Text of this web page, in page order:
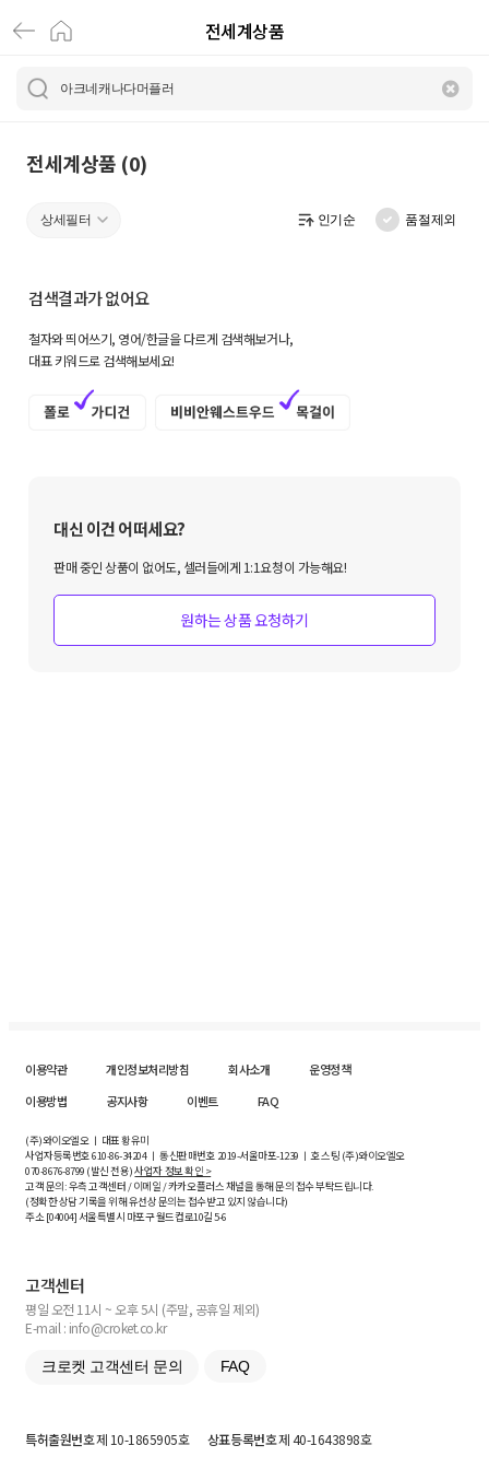
전
세
상
로
켓
전세계상품
전세계상품 (0)
상세필터 인기순 품절제외
검색결과가 없어요
철자와 띄어쓰기, 영어/한글을 다르게 검색해보거나,
대표 키워드로 검색해보세요!
대신 이건 어떠세요?
판매 중인 상품이 없어도, 셀러들에게 1:1요청이 가능해요!
원하는 상품 요청하기
이용약관 개인정보처리방침 회사소개
운영정책
이용방법
공지사항 이벤트 FAQ
(주)와이오엘오 ㅣ 대표 황유미
사업자등록번호610-86-34204ㅣ 통신판매번호 2019-서울마포-1239 ㅣ 호스팅 (주)와이오엘오
070-8676-8799 (발신 전용)사업자 정보 확인 >
고객 문의: 우측 고객센터 / 이메일 / 카카오플러스 채널을 통해 문의 접수 부탁드립니다.
(정확한 상담 기록을 위해 유선상 문의는 접수받고 있지 않습니다)
주소 [04004] 서울특별시 마포구 월드컵로10길5-6
고객센터
평일 오전 11시 ~ 오후 5시 (주말, 공휴일 제외)
E-mail : info@croket.co.kr
크로켓 고객센터 문의 FAQ
특허출원번호제 10-1865905호 상표등록번호제 40-1643898호